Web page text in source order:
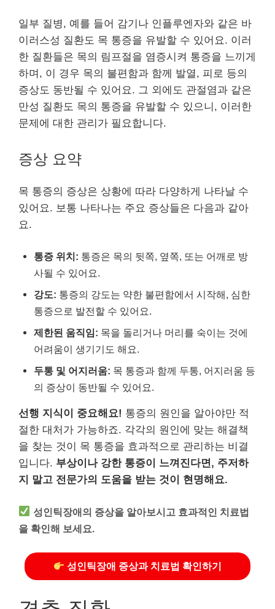
일부 질병, 예를 들어 감기나 인플루엔자와 같은 바
이러스성 질환도 목 통증을 유발할 수 있어요. 이러
한 질환들은 목의 림프절을 염증시켜 통증을 느끼게
하며, 이 경우 목의 불편함과 함께 발열, 피로 등의
증상도 동반될 수 있어요. 그 외에도 관절염과 같은
만성 질환도 목의 통증을 유발할 수 있으니, 이러한
문제에 대한 관리가 필요합니다.
증상 요약
목 통증의 증상은 상황에 따라 다양하게 나타날 수
있어요. 보통 나타나는 주요 증상들은 다음과 같아
요.
통증 위치: 통증은 목의 뒷쪽, 옆쪽, 또는 어깨로 방
사될 수 있어요.
강도: 통증의 강도는 약한 불편함에서 시작해, 심한
통증으로 발전할 수 있어요.
제한된 움직임: 목을 돌리거나 머리를 숙이는 것에
어려움이 생기기도 해요.
두통 및 어지러움: 목 통증과 함께 두통, 어지러움 등
의 증상이 동반될 수 있어요.
선행 지식이 중요해요! 통증의 원인을 알아야만 적
절한 대처가 가능하죠. 각각의 원인에 맞는 해결책
을 찾는 것이 목 통증을 효과적으로 관리하는 비결
입니다. 부상이나 강한 통증이 느껴진다면, 주저하
지 말고 전문가의 도움을 받는 것이 현명해요.
성인틱장애의 증상을 알아보시고 효과적인 치료법
을 확인해 보세요.
성인틱장애 증상과 치료법 확인하기